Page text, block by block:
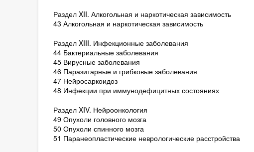
Раздел XII. Алкогольная и наркотическая зависимость
43 Алкогольная и наркотическая зависимость
Раздел XIII. Инфекционные заболевания
44 Бактериальные заболевания
45 Вирусные заболевания
46 Паразитарные и грибковые заболевания
47 Нейросаркоидоз
48 Инфекции при иммунодефицитных состояниях
Раздел XIV. Нейроонкология
49 Опухоли головного мозга
50 Опухоли спинного мозга
51 Паранеопластические неврологические расстройства